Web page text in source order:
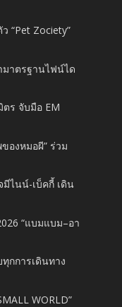
“Pet Zociety”
มาตรฐานไฟน์ได
ร จับมือ EM
องหมอผี” ร่วม
ไนน์-เบ็คกี้ เดิน
“แบมแบม–อา
กการเดินทาง
WORLD”